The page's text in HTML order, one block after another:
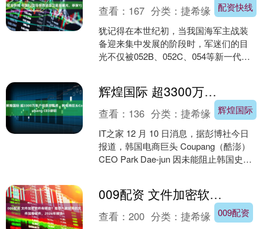
配资快线
查看： 167 分类：捷希缘
犹记得在本世纪初，当我国海军主战装
备迎来集中发展的阶段时，军迷们的目
光不仅被052B、052C、054等新一代大
辉煌国际 超3300万账户信息泄露后，韩电商巨头Coupang CEO辞职
辉煌国际
查看： 136 分类：捷希缘
IT之家 12 月 10 日消息，据彭博社今日
报道，韩国电商巨头 Coupang（酷澎）
CEO Park Dae-jun 因未能阻止韩国史上
009配资 文件加密软件有哪些？推荐八款好用的文件加密软件，2026年精选！
009配资
查看：200 分类：捷希缘